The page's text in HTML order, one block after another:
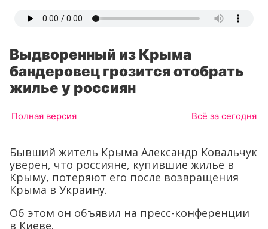
Выдворенный из Крыма
бандеровец грозится отобрать
жилье у россиян
Полная версия Всё за сегодня
Бывший житель Крыма Александр Ковальчук
уверен, что россияне, купившие жилье в
Крыму, потеряют его после возвращения
Крыма в Украину.
Об этом он объявил на пресс-конференции
в Киеве.